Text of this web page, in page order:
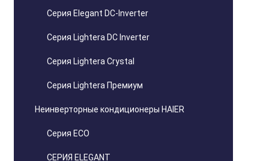
Серия Elegant DC-Inverter
Серия Lightera DC Inverter
Серия Lightera Crystal
Серия Lightera Премиум
Неинверторные кондиционеры HAIER
Серия ECO
СЕРИЯ ELEGANT